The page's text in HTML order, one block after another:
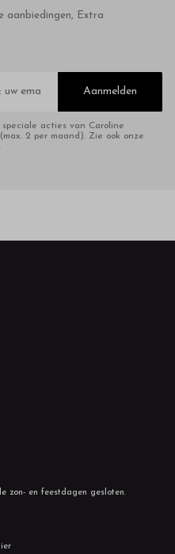
aanbiedingen, Extra
Aanmelden
acties van Caroline
2 per maand). Zie ook onze
zon- en feestdagen gesloten.